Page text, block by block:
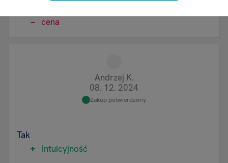
cena
Andrzej K.
08. 12. 2024
Zakup potwierdzony
Tak
Intuicyjność